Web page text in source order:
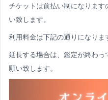
チケットは前払い制になりま
い致します。
利用料金は下記の通りになりま
延長する場合は、鑑定が終わ
願い致します。